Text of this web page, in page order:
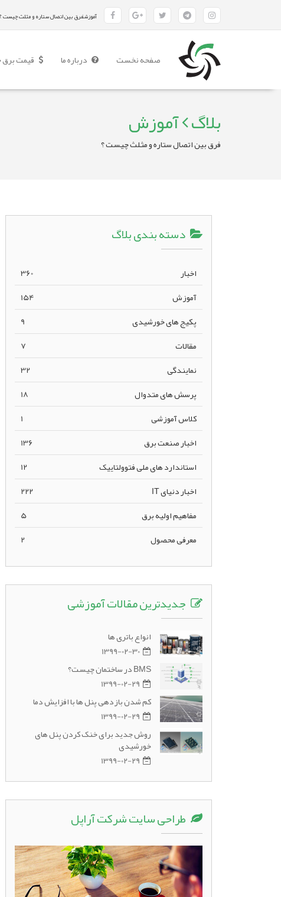
آموزشفرق بین اتصال ستاره و مثلث چیست ؟
صفحه نخست
(current) درباره ما قیمت
بلاگ آموزش
فرق بین اتصال ستاره و مثلث چیست ؟
دسته بندی بلاگ
اخبار
360
آموزش
154
پکیج های خورشیدی
9
مقالات
7
نمایندگی
32
پرسش های متدوال
18
کلاس آموزشی
1
اخبار صنعت برق
136
استاندارد های ملی فتوولتاییک
12
اخبار دنیای IT
222
مفاهیم اولیه برق
5
معرفی محصول
2
جدیدترین مقالات آموزشی
انواع باتری ها
1399-02-30
BMS در ساختمان چیست؟
1399-02-29
کم شدن بازدهی پنل ها با افزایش دما
1399-02-29
روش جدید برای خنک کردن پنل های
خورشیدی
1399-02-29
طراحی سایت شرکت آراپل